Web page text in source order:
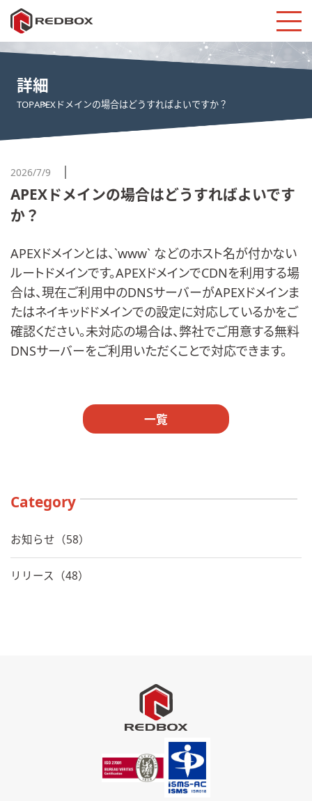
詳細
TOPAPEXドメインの場合はどうすればよいですか？
2026/7/9
APEXドメインの場合はどうすればよいです
か？
APEXドメインとは、`www` などのホスト名が付かない
ルートドメインです。APEXドメインでCDNを利用する場
合は、現在ご利用中のDNSサーバーがAPEXドメインま
たはネイキッドドメインでの設定に対応しているかをご
確認ください。未対応の場合は、弊社でご用意する無料
DNSサーバーをご利用いただくことで対応できます。
一覧
Category
お知らせ（58）
リリース（48）